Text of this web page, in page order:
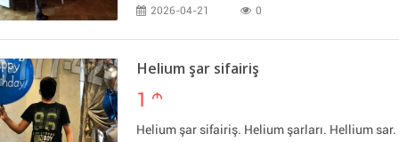
2026-04-21 0
Helium şar sifairiş
1 m
Helium şar sifairiş. Helium şarları. Hellium